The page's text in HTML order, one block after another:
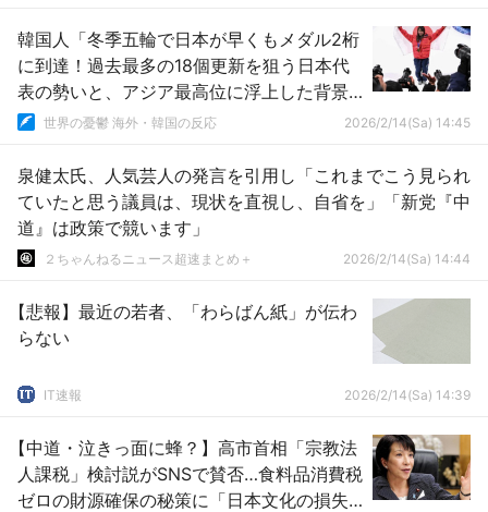
韓国人「冬季五輪で日本が早くもメダル2桁
に到達！過去最多の18個更新を狙う日本代
表の勢いと、アジア最高位に浮上した背景
に韓国人が驚愕！」→「正直、羨ましい
世界の憂鬱 海外・韓国の反応 2026/2/14(Sa) 14:45
泉健太氏、人気芸人の発言を引用し「これまでこう見られ
ていたと思う議員は、現状を直視し、自省を」「新党『中
道』は政策で競います」
２ちゃんねるニュース超速まとめ＋ 2026/2/14(Sa) 14:44
【悲報】最近の若者、「わらばん紙」が伝わ
らない
IT速報 2026/2/14(Sa) 14:39
【中道・泣きっ面に蜂？】高市首相「宗教法
人課税」検討説がSNSで賛否…食料品消費税
ゼロの財源確保の秘策に「日本文化の損失